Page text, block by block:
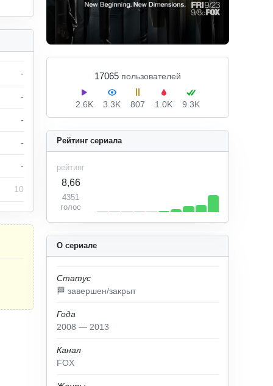
17065 пользователей
2.6K 3.3K 807 1.0K 9.3K
О сериале
Статус
🏁 завершен/закрыт
Года
2008 — 2013
Канал
FOX
Рейтинг сериала
рейтинг
8,66
4351
голос
-
-
-
-
-
10